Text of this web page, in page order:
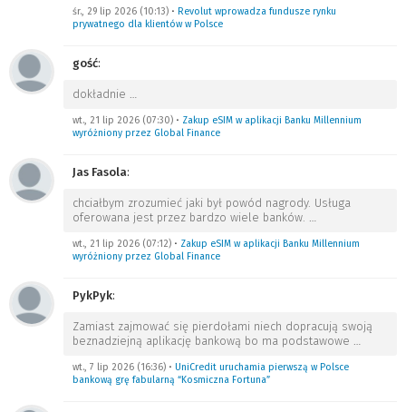
śr., 29 lip 2026 (10:13) • Revolut wprowadza fundusze rynku
prywatnego dla klientów w Polsce
gość:
dokładnie
wt., 21 lip 2026 (07:30) • Zakup eSIM w aplikacji Banku Millennium
wyróżniony przez Global Finance
Jas Fasola:
chciałbym zrozumieć jaki był powód nagrody. Usługa
oferowana jest przez bardzo wiele banków.
wt., 21 lip 2026 (07:12) • Zakup eSIM w aplikacji Banku Millennium
wyróżniony przez Global Finance
PykPyk:
Zamiast zajmować się pierdołami niech dopracują swoją
beznadziejną aplikację bankową bo ma podstawowe
wt., 7 lip 2026 (16:36) • UniCredit uruchamia pierwszą w Polsce
bankową grę fabularną “Kosmiczna Fortuna”